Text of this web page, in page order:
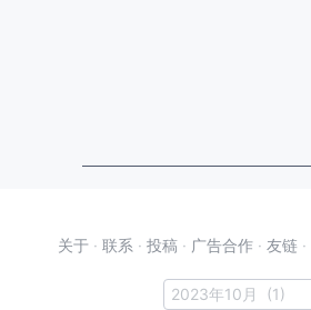
关于 · 联系 · 投稿 · 广告合作 · 友链 ·